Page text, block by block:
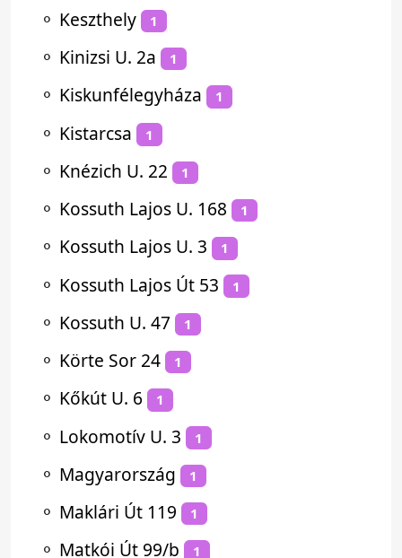
⚬ Keszthely 1
⚬ Kinizsi U. 2a 1
⚬ Kiskunfélegyháza 1
⚬ Kistarcsa 1
⚬ Knézich U. 22 1
⚬ Kossuth Lajos U. 168 1
⚬ Kossuth Lajos U. 3 1
⚬ Kossuth Lajos Út 53 1
⚬ Kossuth U. 47 1
⚬ Körte Sor 24 1
⚬ Kőkút U. 6 1
⚬ Lokomotív U. 3 1
⚬ Magyarország 1
⚬ Maklári Út 119 1
⚬ Matkói Út 99/b 1